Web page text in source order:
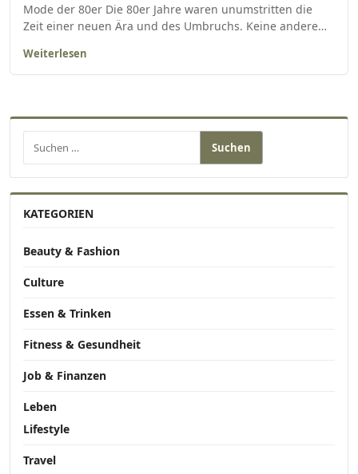
Mode der 80er Die 80er Jahre waren unumstritten die
Zeit einer neuen Ära und des Umbruchs. Keine andere…
Weiterlesen
KATEGORIEN
Beauty & Fashion
Culture
Essen & Trinken
Fitness & Gesundheit
Job & Finanzen
Leben
Lifestyle
Travel